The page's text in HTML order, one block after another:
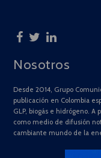
Nosotros
Desde 2014, Grupo
publicación en Colombia
GLP, biogás e hidrógeno.
como medio de difusión
cambiante mundo de la